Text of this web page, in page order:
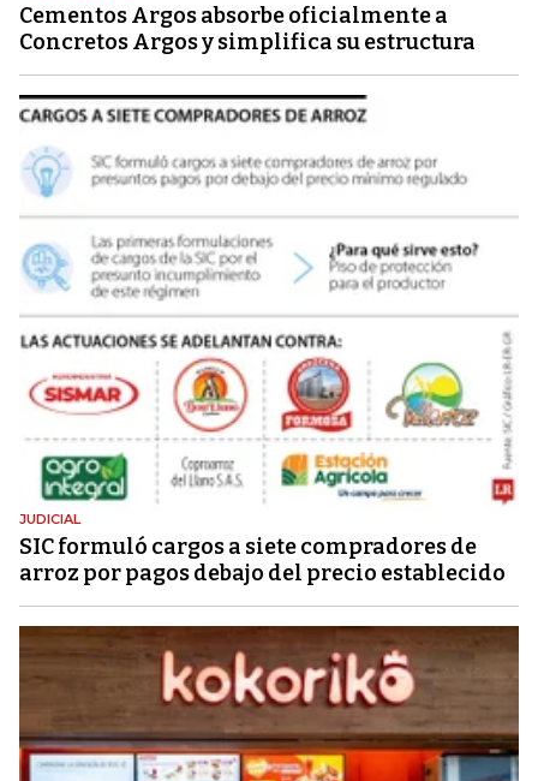
Cementos Argos absorbe oficialmente a
Concretos Argos y simplifica su estructura
JUDICIAL
SIC formuló cargos a siete compradores de
arroz por pagos debajo del precio establecido